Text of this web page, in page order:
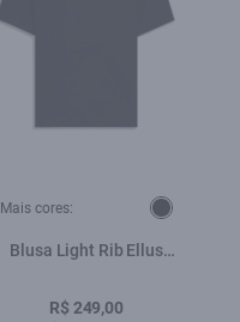
Mais cores:
Blusa Light Rib Ellus
R$ 249,00